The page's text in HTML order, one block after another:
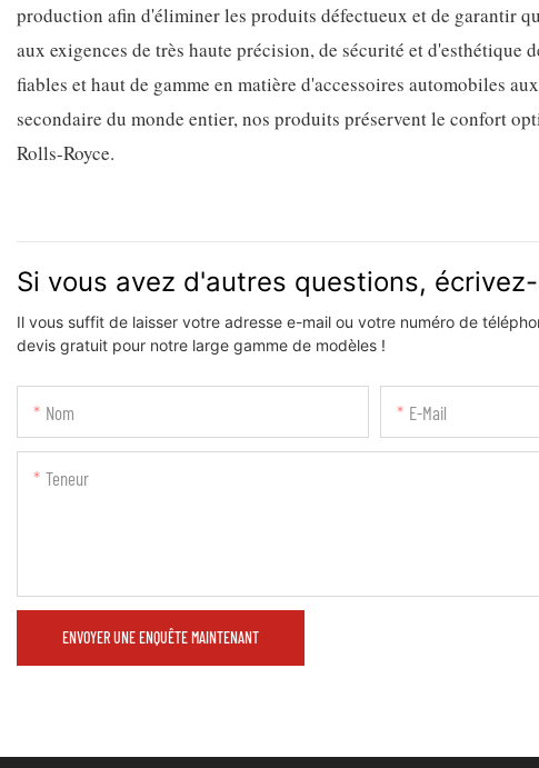
production afin d'éliminer les produits défectueux et de garantir
aux exigences de très haute précision, de sécurité et
fiables et haut de gamme en matière d'accessoires automobiles
secondaire du monde entier, nos produits préservent le confort
Rolls-Royce.
Si vous avez d'autres questions,
Il vous suffit de laisser votre adresse e-mail ou votre numéro de
devis gratuit pour notre large gamme de modèles !
Nom E-Mail
Teneur
ENVOYER UNE ENQUÊTE MAINTENANT